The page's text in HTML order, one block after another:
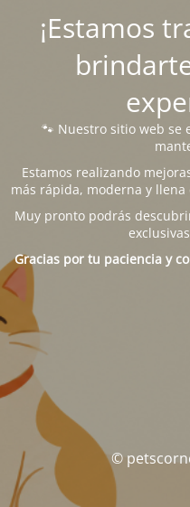
¡Estamos
🐾 Nuestro sitio web se
Estamos realizando
más rápida, moderna y
Muy pronto podrás
Gracias por tu paciencia y
©